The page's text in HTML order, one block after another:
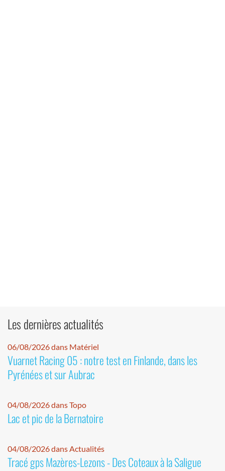
Les dernières actualités
06/08/2026 dans Matériel
Vuarnet Racing 05 : notre test en Finlande, dans les
Pyrénées et sur Aubrac
04/08/2026 dans Topo
Lac et pic de la Bernatoire
04/08/2026 dans Actualités
Tracé gps Mazères-Lezons - Des Coteaux à la Saligue